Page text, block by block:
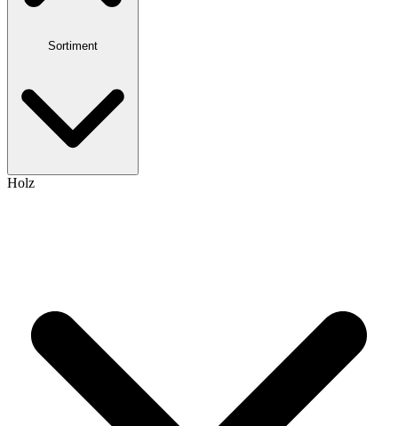
Sortiment
Holz